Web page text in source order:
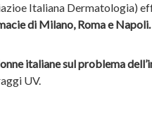
Italiana Dermatologia)
di Milano, Roma e Napoli.
italiane sul problema
UV.